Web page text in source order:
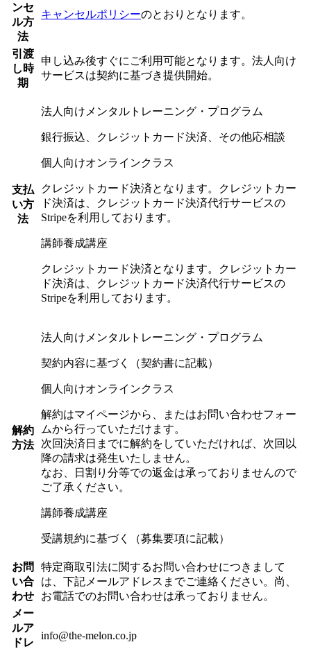
ンセ
ル方
法
キャンセルポリシーのとおりとなります。
引渡
し時
期
申し込み後すぐにご利用可能となります。法人向け
サービスは契約に基づき提供開始。
支払
い方
法
法人向けメンタルトレーニング・プログラム
銀行振込、クレジットカード決済、その他応相談
個人向けオンラインクラス
クレジットカード決済となります。クレジットカー
ド決済は、クレジットカード決済代行サービスの
Stripeを利用しております。
講師養成講座
クレジットカード決済となります。クレジットカー
ド決済は、クレジットカード決済代行サービスの
Stripeを利用しております。
解約
方法
法人向けメンタルトレーニング・プログラム
契約内容に基づく（契約書に記載）
個人向けオンラインクラス
解約はマイページから、またはお問い合わせフォー
ムから行っていただけます。
次回決済日までに解約をしていただければ、次回以
降の請求は発生いたしません。
なお、日割り分等での返金は承っておりませんので
ご了承ください。
講師養成講座
受講規約に基づく（募集要項に記載）
お問
い合
わせ
特定商取引法に関するお問い合わせにつきまして
は、下記メールアドレスまでご連絡ください。尚、
お電話でのお問い合わせは承っておりません。
メー
ルア
ドレ
info@the-melon.co.jp